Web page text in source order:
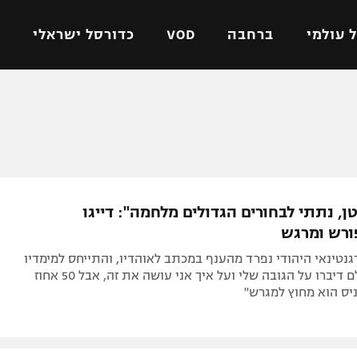
עולמי ברחבה VOD כדורסל ישראלי
ישראל
ליגה איטלקית
ליגה צרפתית
הפועל ירושלים
נתתי לבחורים הגדולים מלחמה": דייגו
ומרגש
היהודי נפרד מהענף במכתב לאוהדיו, והתייחס למימדיו
(1.70 מ'): "כולם דיברו על הגובה שלי ועל איך אני עושה את זה, אבל 50 אחוז
הוא מחוץ למגרש"